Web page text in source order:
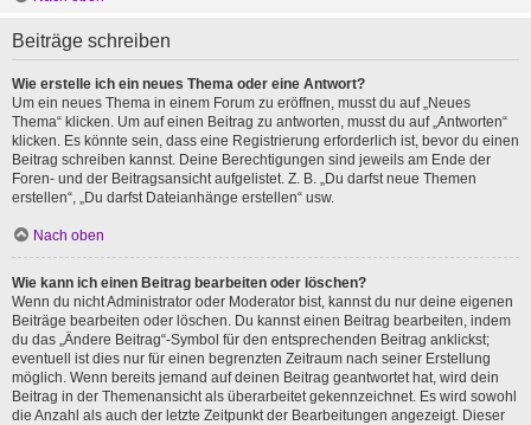
Beiträge schreiben
Wie erstelle ich ein neues Thema oder eine Antwort?
Um ein neues Thema in einem Forum zu eröffnen, musst du auf „Neues
Thema“ klicken. Um auf einen Beitrag zu antworten, musst du auf „Antworten“
klicken. Es könnte sein, dass eine Registrierung erforderlich ist, bevor du einen
Beitrag schreiben kannst. Deine Berechtigungen sind jeweils am Ende der
Foren- und der Beitragsansicht aufgelistet. Z. B. „Du darfst neue Themen
erstellen“, „Du darfst Dateianhänge erstellen“ usw.
Nach oben
Wie kann ich einen Beitrag bearbeiten oder löschen?
Wenn du nicht Administrator oder Moderator bist, kannst du nur deine eigenen
Beiträge bearbeiten oder löschen. Du kannst einen Beitrag bearbeiten, indem
du das „Ändere Beitrag“-Symbol für den entsprechenden Beitrag anklickst;
eventuell ist dies nur für einen begrenzten Zeitraum nach seiner Erstellung
möglich. Wenn bereits jemand auf deinen Beitrag geantwortet hat, wird dein
Beitrag in der Themenansicht als überarbeitet gekennzeichnet. Es wird sowohl
die Anzahl als auch der letzte Zeitpunkt der Bearbeitungen angezeigt. Dieser